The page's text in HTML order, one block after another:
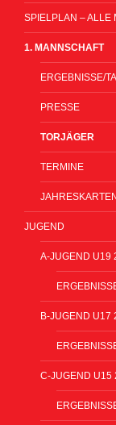
SPIELPLAN – ALLE
1. MANNSCHAFT
ERGEBNISSE/
PRESSE
TORJÄGER
TERMINE
JUGEND
A-JUGEND U19
B-JUGEND U17
C-JUGEND U15